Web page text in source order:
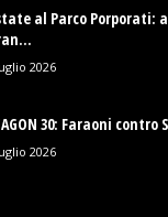
al Parco Porporati:
2026
30: Faraoni
2026